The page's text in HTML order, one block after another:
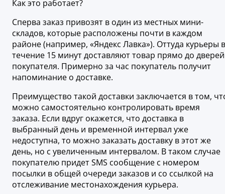
Как это работает?
Сперва заказ привозят в один из местных мини-
складов, которые расположены почти в каждом
районе (например, «Яндекс Лавка»). Оттуда курьеры в
течение 15 минут доставляют товар прямо до дверей
покупателя. Примерно за час покупатель получит
напоминание о доставке.
Преимущество такой доставки заключается в том,
можно самостоятельно контролировать время
заказа. Если вдруг окажется, что доставка в
выбранный день и временной интервал уже
недоступна, то можно заказать доставку в этот же
день, но с увеличенным интервалом. В таком случае
покупателю придет SMS сообщение с номером
посылки в общей очереди заказов и со ссылкой на
отслеживание местонахождения курьера.